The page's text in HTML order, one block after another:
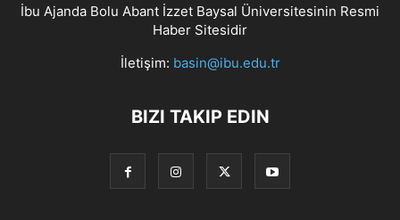
İbu Ajanda Bolu Abant İzzet Baysal Üniversitesinin Resmi
Haber Sitesidir
İletişim: basin@ibu.edu.tr
BIZI TAKIP EDIN